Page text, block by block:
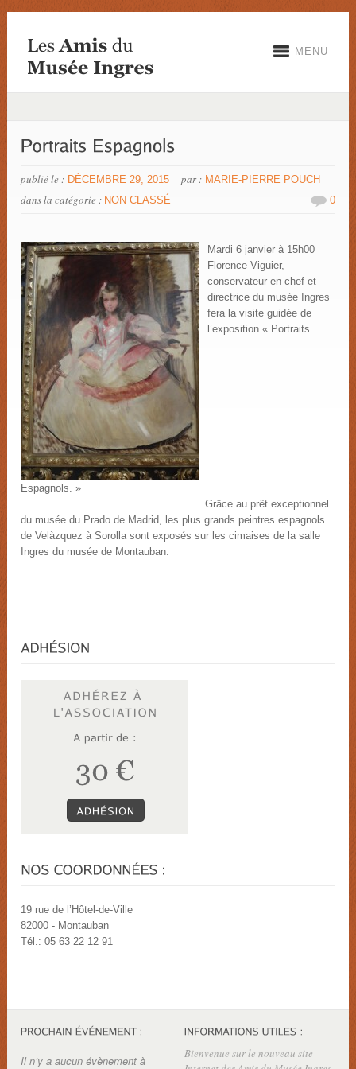
MENU
publié le : DÉCEMBRE 29, 2015 par : MARIE-PIERRE POUCH
dans la catégorie : NON CLASSÉ 0
Mardi 6 janvier à 15h00
Florence Viguier,
conservateur en chef et
directrice du musée Ingres
fera la visite guidée de
l’exposition « Portraits
Espagnols. »
Grâce au prêt exceptionnel
du musée du Prado de Madrid, les plus grands peintres espagnols
de Velàzquez à Sorolla sont exposés sur les cimaises de la salle
Ingres du musée de Montauban.
19 rue de l’Hôtel-de-Ville
82000 - Montauban
Tél.: 05 63 22 12 91
Il n’y a aucun évènement à
Bienvenue sur le nouveau site